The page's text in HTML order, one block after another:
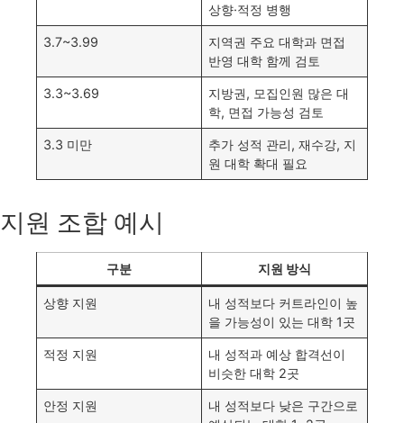
상향·적정 병행
3.7~3.99
지역권 주요 대학과 면접
반영 대학 함께 검토
3.3~3.69
지방권, 모집인원 많은 대
학, 면접 가능성 검토
3.3 미만
추가 성적 관리, 재수강, 지
원 대학 확대 필요
지원 조합 예시
구분 지원 방식
상향 지원
내 성적보다 커트라인이 높
을 가능성이 있는 대학 1곳
적정 지원
내 성적과 예상 합격선이
비슷한 대학 2곳
안정 지원
내 성적보다 낮은 구간으로